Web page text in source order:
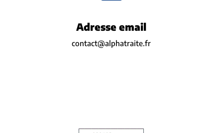
Adresse email
contact@alphatraite.fr